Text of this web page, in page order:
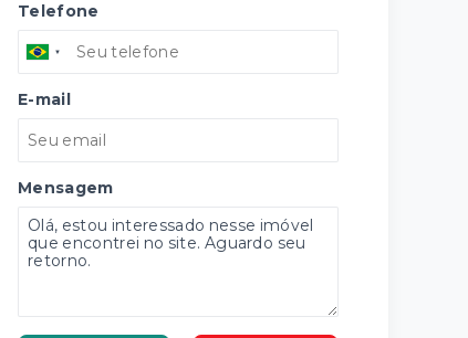
Telefone
E-mail
Mensagem